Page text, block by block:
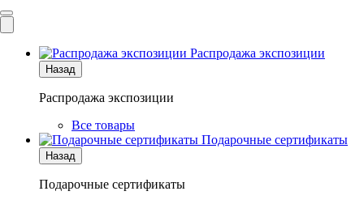
Распродажа экспозиции
Назад
Распродажа экспозиции
Все товары
Подарочные сертификаты
Назад
Подарочные сертификаты